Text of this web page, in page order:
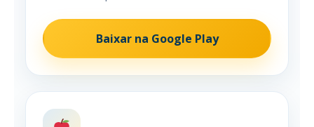
Baixar na Google Play